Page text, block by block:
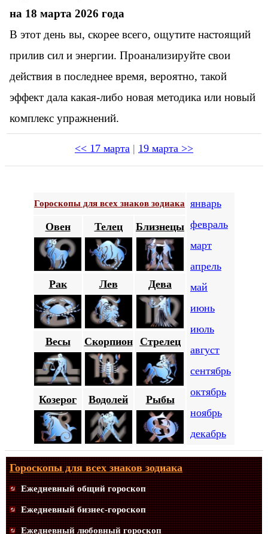
на 18 марта 2026 года
В этот день вы, скорее всего, ощутите настоящий
прилив сил и энергии. Проанализируйте свои
действия в последнее время, вероятно, такой
эффект дала какая-либо новая методика или новый
комплекс упражнений.
<< 17 марта | 19 марта >>
Гороскопы для всех знаков зодиака
январь
февраль
март
апрель
май
июнь
июль
август
сентябрь
октябрь
ноябрь
декабрь
Овен Телец Близнецы
Рак Лев Дева
Весы Скорпион Стрелец
Козерог Водолей Рыбы
Гороскопы для всех знаков зодиака
Ежедневный общий гороскоп
Ежедневный бизнес-гороскоп
Ежедневный любовный гороскоп